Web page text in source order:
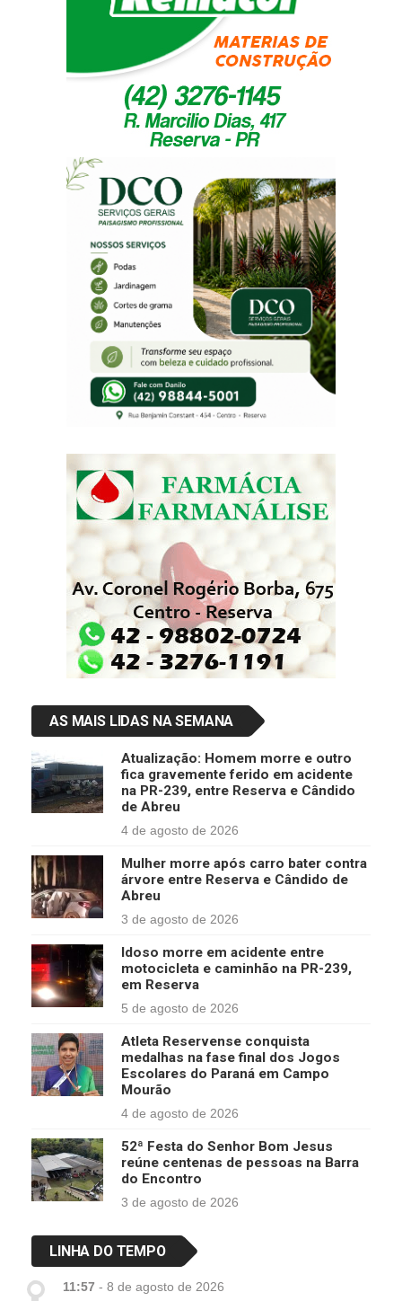
AS MAIS LIDAS NA SEMANA
Atualização: Homem morre e outro
fica gravemente ferido em acidente
na PR-239, entre Reserva e Cândido
de Abreu
4 de agosto de 2026
Mulher morre após carro bater contra
árvore entre Reserva e Cândido de
Abreu
3 de agosto de 2026
Idoso morre em acidente entre
motocicleta e caminhão na PR-239,
em Reserva
5 de agosto de 2026
Atleta Reservense conquista
medalhas na fase final dos Jogos
Escolares do Paraná em Campo
Mourão
4 de agosto de 2026
52ª Festa do Senhor Bom Jesus
reúne centenas de pessoas na Barra
do Encontro
3 de agosto de 2026
LINHA DO TEMPO
11:57 - 8 de agosto de 2026